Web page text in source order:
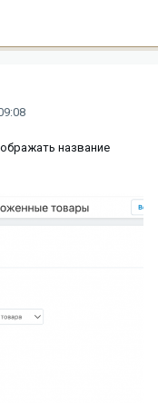
название